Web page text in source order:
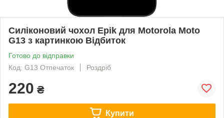
Силіконовий чохол Epik для Motorola Moto
G13 з картинкою Відбиток
Готово до відправки
Код: G13 Отпечаток
Роздріб
220 ₴
Купити